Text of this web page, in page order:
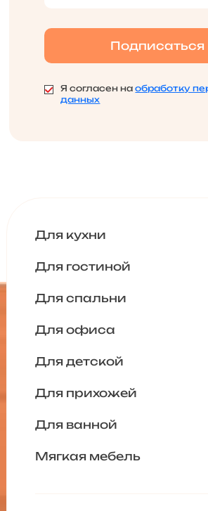
Я согласен наобработку
данных
Для кухни
Для гостиной
Для спальни
Для офиса
Для детской
Для прихожей
Для ванной
Мягкая мебель